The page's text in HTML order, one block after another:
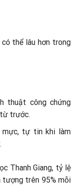
thể lâu hơn trong
thuật công chứng
trước.
tự tin khi làm
Thanh Giang, tỷ lệ
tượng trên 95% mỗi